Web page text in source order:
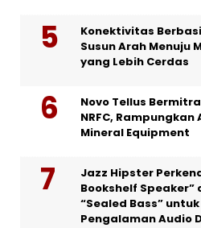
Konektivitas
Susun Arah Menuju
yang Lebih Cerdas
Novo Tellus
NRFC, Rampungkan
Mineral Equipment
Jazz Hipster
Bookshelf Speaker”
“Sealed Bass”
Pengalaman Audio